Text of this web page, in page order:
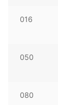
016
050
080